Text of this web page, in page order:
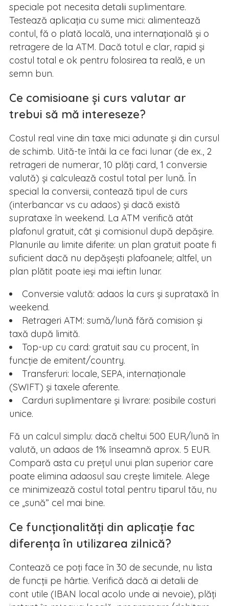
speciale pot necesita detalii suplimentare.
Testează aplicația cu sume mici: alimentează
contul, fă o plată locală, una internațională și o
retragere de la ATM. Dacă totul e clar, rapid și
costul total e ok pentru folosirea ta reală, e un
semn bun.
Ce comisioane și curs valutar ar
trebui să mă intereseze?
Costul real vine din taxe mici adunate și din cursul
de schimb. Uită-te întâi la ce faci lunar (de ex., 2
retrageri de numerar, 10 plăți card, 1 conversie
valută) și calculează costul total per lună. În
special la conversii, contează tipul de curs
(interbancar vs cu adaos) și dacă există
suprataxe în weekend. La ATM verifică atât
plafonul gratuit, cât și comisionul după depășire.
Planurile au limite diferite: un plan gratuit poate fi
suficient dacă nu depășești plafoanele; altfel, un
plan plătit poate ieși mai ieftin lunar.
Conversie valută: adaos la curs și suprataxă în
weekend.
Retrageri ATM: sumă/lună fără comision și
taxă după limită.
Top-up cu card: gratuit sau cu procent, în
funcție de emitent/country.
Transferuri: locale, SEPA, internaționale
(SWIFT) și taxele aferente.
Carduri suplimentare și livrare: posibile costuri
unice.
Fă un calcul simplu: dacă cheltui 500 EUR/lună în
valută, un adaos de 1% înseamnă aprox. 5 EUR.
Compară asta cu prețul unui plan superior care
poate elimina adaosul sau crește limitele. Alege
ce minimizează costul total pentru tiparul tău, nu
ce „sună” cel mai bine.
Ce funcționalități din aplicație fac
diferența în utilizarea zilnică?
Contează ce poți face în 30 de secunde, nu lista
de funcții pe hârtie. Verifică dacă ai detalii de
cont utile (IBAN local acolo unde ai nevoie), plăți